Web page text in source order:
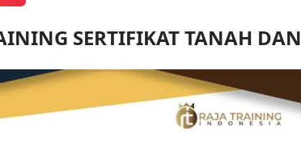
SERTIFIKAT TANAH